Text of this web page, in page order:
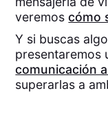
veremoscómo
Y si buscas
presentaremos
comunicación
superarlas a